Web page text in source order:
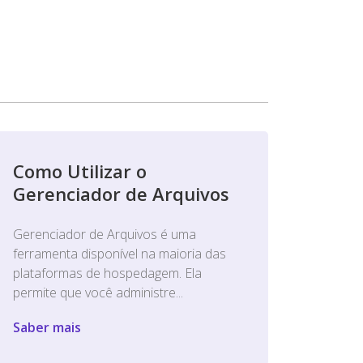
Como Utilizar o
Gerenciador de Arquivos
Gerenciador de Arquivos é uma
ferramenta disponível na maioria das
plataformas de hospedagem. Ela
permite que você administre...
Saber mais